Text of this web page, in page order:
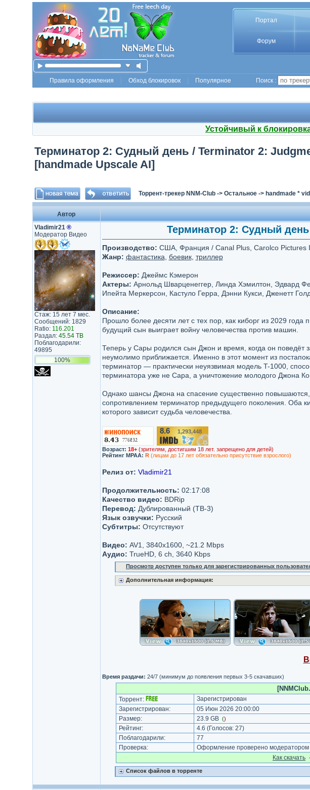
Портал
Форум
Правила оформления Обход блокировок Популярное Поиск :
Устойчивый к
Терминатор 2: Судный день / Terminator 2:
[handmade Upscale AI]
Торрент-трекер NNM-Club-> Остальное-> handmade *
Автор
Vladimir21 ®
Модератор Видео
Стаж: 15 лет 7 мес.
Сообщений: 1829
Ratio: 116.201
Раздал: 45.54 TB
Поблагодарили:
49895
100%
Терминатор 2: Судный день
Производство: США, Франция / Canal Plus, Carolco Pictures
Жанр: фантастика боевик, триллер
Режиссер: Джеймс Кэмерон
Актеры: Арнольд Шварценеггер, Линда Хэмилтон, Эдвард
Ипейта Меркерсон, Кастуло Герра, Дэнни Кукси, Дженетт
Описание:
Прошло более десяти лет с тех пор, как киборг из 2029
будущий сын выиграет войну человечества против машин.
Теперь у Сары родился сын Джон и время, когда он
неумолимо приближается. Именно в этот момент из
терминатор — практически неуязвимая модель T-1000,
терминатора уже не Сара, а уничтожение молодого Джона
Однако шансы Джона на спасение существенно
сопротивлением терминатор предыдущего поколения. Оба
которого зависит судьба человечества.
8.6/10 1,293,448
Возраст: 18+ (зрителям, достигшим 18 лет. запрещено для детей)
Рейтинг MPAA: R(лицам до 17 лет обязательно присутствие взрослого)
Релиз от: Vladimir21
Продолжительность: 02:17:08
Качество видео: BDRip
Перевод: Дублированный (ТВ-3)
Язык озвучки: Русский
Субтитры: Отсутствуют
Видео: AV1, 3840x1600, ~21.2 Mbps
Аудио: TrueHD, 6 ch, 3640 Kbps
Просмотр доступен только для зарегистрированных
Дополнительная информация:
Время раздачи: 24/7 (минимум до появления первых 3-5 скачавших)
Торрент:
Зарегистрирован
Зарегистрирован:
05 Июн 2026 20:00:00
Размер:
23.9 GB ()
Рейтинг: 4.6 (Голосов: 27)
Поблагодарили:
77
Проверка:
Оформление проверено
Как cкачать ·
Список файлов в торренте